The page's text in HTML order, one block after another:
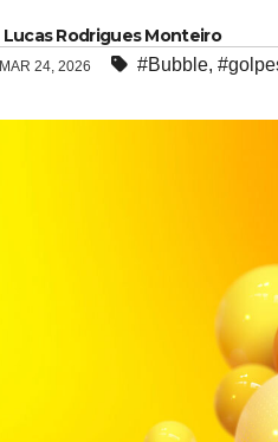
Lucas Rodrigues Monteiro
MAR 24, 2026 #Bubble,